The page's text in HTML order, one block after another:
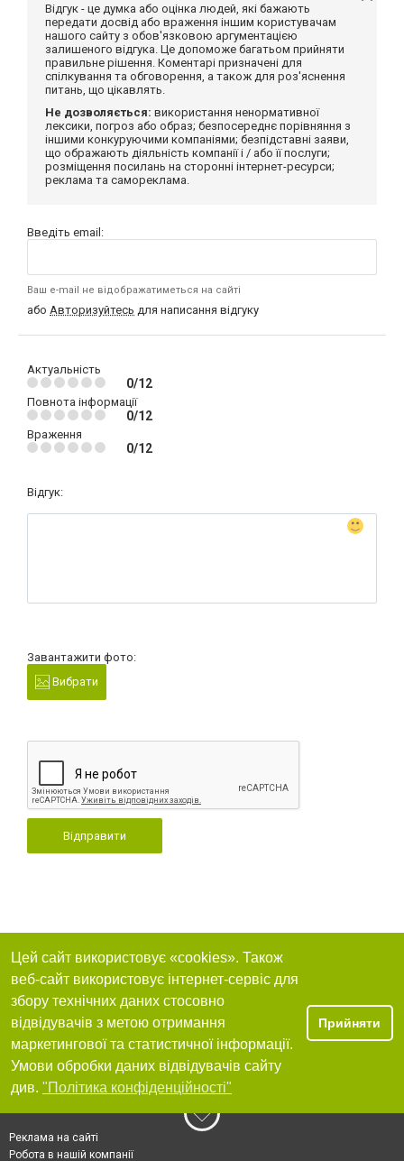
Відгук - це думка або оцінка людей, які бажають
передати досвід або враження іншим користувачам
нашого сайту з обов'язковою аргументацією
залишеного відгука. Це допоможе багатьом прийняти
правильне рішення. Коментарі призначені для
спілкування та обговорення, а також для роз'яснення
питань, що цікавлять.
Не дозволяється: використання ненормативної
лексики, погроз або образ; безпосереднє порівняння з
іншими конкуруючими компаніями; безпідставні заяви,
що ображають діяльність компанії і / або її послуги;
розміщення посилань на сторонні інтернет-ресурси;
реклама та самореклама.
Введіть email:
Ваш e-mail не відображатиметься на сайті
або Авторизуйтесь для написання відгуку
Актуальність
0/12
Повнота інформації
0/12
Враження
0/12
Відгук:
Завантажити фото:
Вибрати
Відправити
Цей сайт використовує «cookies». Також
веб-сайт використовує інтернет-сервіс для
збору технічних даних стосовно
відвідувачів з метою отримання
маркетингової та статистичної інформації.
Умови обробки даних відвідувачів сайту
див. "Політика конфіденційності"
Прийняти
Реклама на сайті
Робота в нашій компанії